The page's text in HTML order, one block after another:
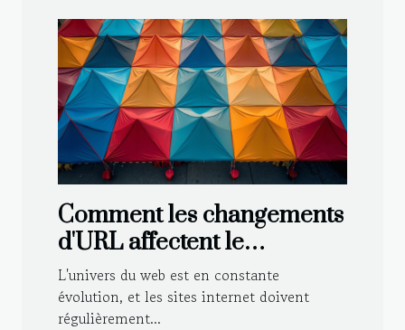
Comment les changements
d'URL affectent le
référencement d'un site de
tentes publicitaires
L'univers du web est en constante
évolution, et les sites internet doivent
régulièrement...